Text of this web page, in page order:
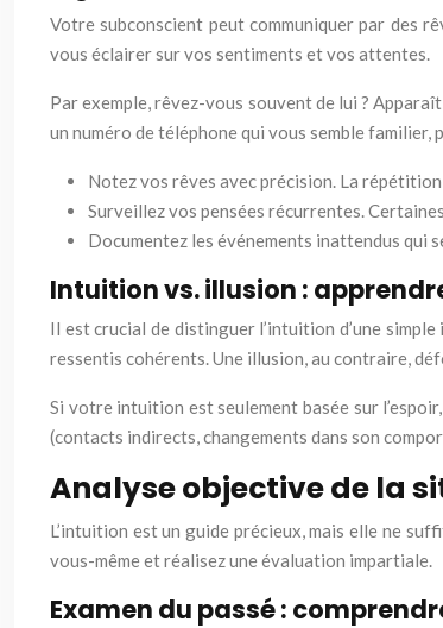
Votre subconscient peut communiquer par des
vous éclairer sur vos sentiments et vos attentes.
Par exemple, rêvez-vous souvent de lui ?
un numéro de téléphone qui vous semble
Notez vos rêves avec précision. La répétition
Surveillez vos pensées récurrentes.
Documentez les événements inattendus
Intuition vs. illusion :
Il est crucial de distinguer l’intuition d’une
ressentis cohérents. Une illusion, au contraire,
Si votre intuition est seulement basée sur
(contacts indirects, changements dans son
Analyse objective de la
L’intuition est un guide précieux, mais elle ne
vous-même et réalisez une évaluation impartiale.
Examen du passé :